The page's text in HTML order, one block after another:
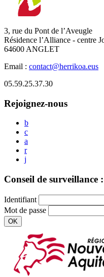
3, rue du Pont de l’Aveugle
Résidence l’Alliance - centre
64600 ANGLET
Email : contact@herrikoa.eus
05.59.25.37.30
Rejoignez-nous
b
c
a
r
j
Conseil de surveillance
Identifiant
Mot de passe
OK